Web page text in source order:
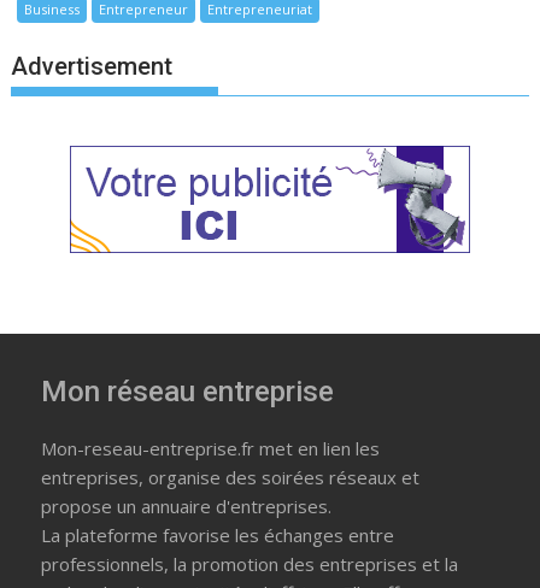
Business Entrepreneur Entrepreneuriat
Advertisement
Mon réseau entreprise
Mon-reseau-entreprise.fr met en lien les
entreprises, organise des soirées réseaux et
propose un annuaire d'entreprises.
La plateforme favorise les échanges entre
professionnels, la promotion des entreprises et la